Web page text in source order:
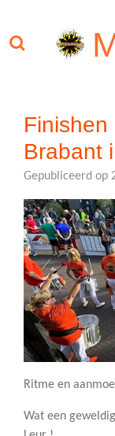
direct
naar
Brabant
Gepubliceerd op
Ritme en
Wat een